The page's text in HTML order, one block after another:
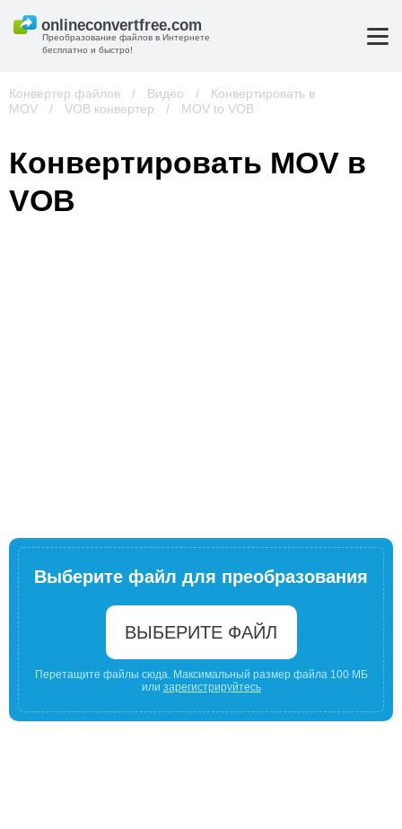
Преобразование файлов в Интернете
бесплатно и быстро!
Конвертер файлов / Видео /
Конвертировать в
MOV
/ VOB конвертер / MOV to VOB
Конвертировать MOV в
VOB
Выберите файл для преобразования
ВЫБЕРИТЕ ФАЙЛ
Перетащите файлы сюда. Максимальный размер файла 100 МБ
или зарегистрируйтесь